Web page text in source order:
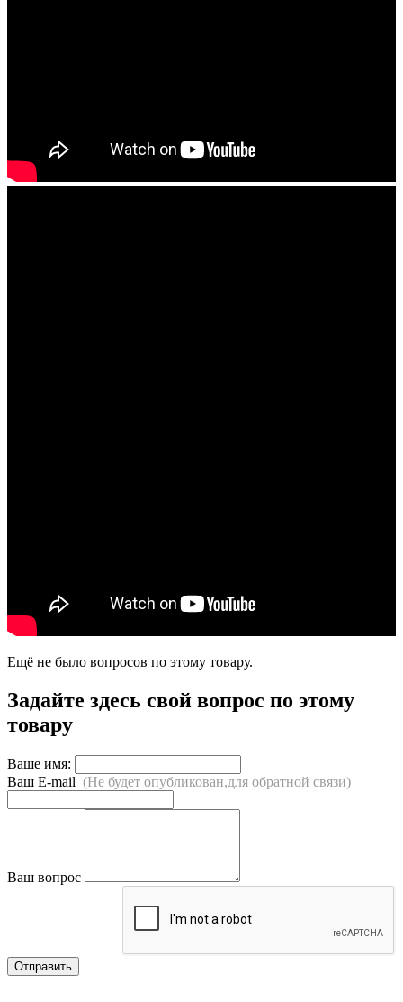
Ещё не было вопросов по этому товару.
Задайте здесь свой вопрос по этому
товару
Ваше имя:
Ваш E-mail (Не будет опубликован,для обратной связи)
Ваш вопрос
Отправить